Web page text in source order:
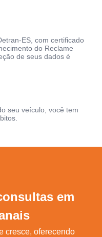
ES, com certificado
do Reclame
de seus dados é
seu veículo, você tem
em
cresce, oferecendo